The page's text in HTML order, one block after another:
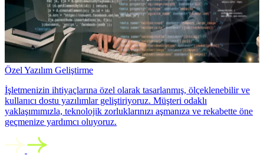
Özel Yazılım Geliştirme
İşletmenizin ihtiyaçlarına özel olarak tasarlanmış, ölçeklenebilir ve
kullanıcı dostu yazılımlar geliştiriyoruz. Müşteri odaklı
yaklaşımımızla, teknolojik zorluklarınızı aşmanıza ve rekabette öne
geçmenize yardımcı oluyoruz.